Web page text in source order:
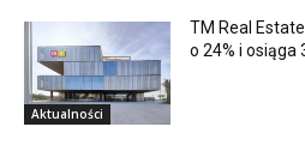
Aktualności
TM Real
o 24% i osiąga